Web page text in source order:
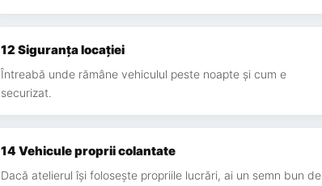
12 Siguranța locației
Întreabă unde rămâne vehiculul peste noapte și cum e
securizat.
14 Vehicule proprii colantate
Dacă atelierul își folosește propriile lucrări, ai un semn bun de